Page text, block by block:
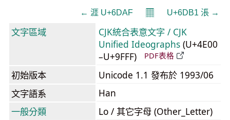
← 涯 U+6DAF 𝄜 U+6DB1 涱 →
文字區域
CJK統合表意文字 / CJK
Unified Ideographs (U+4E00
–U+9FFF)
PDF表格
初始版本
Unicode 1.1 發布於 1993/06
文字語系
Han
一般分類
Lo / 其它字母 (Other_Letter)